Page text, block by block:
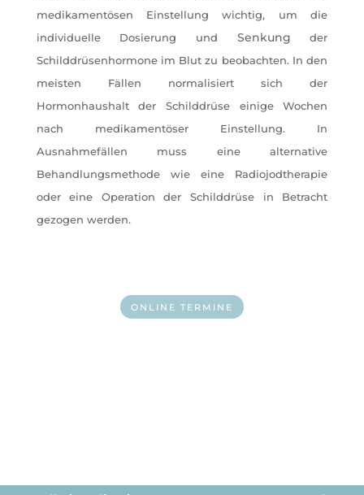
medikamentösen Einstellung wichtig, um die
individuelle Dosierung und Senkung der
Schilddrüsenhormone im Blut zu beobachten. In den
meisten Fällen normalisiert sich der
Hormonhaushalt der Schilddrüse einige Wochen
nach medikamentöser Einstellung. In
Ausnahmefällen muss eine alternative
Behandlungsmethode wie eine Radiojodtherapie
oder eine Operation der Schilddrüse in Betracht
gezogen werden.
ONLINE TERMINE